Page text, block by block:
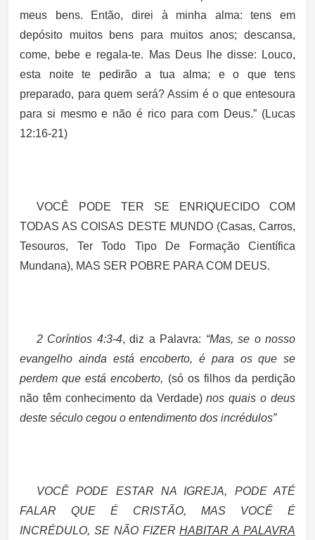
meus bens. Então, direi à minha alma: tens em
depósito muitos bens para muitos anos; descansa,
come, bebe e regala-te. Mas Deus lhe disse: Louco,
esta noite te pedirão a tua alma; e o que tens
preparado, para quem será? Assim é o que entesoura
para si mesmo e não é rico para com Deus.” (Lucas
12:16-21)
VOCÊ PODE TER SE ENRIQUECIDO COM
TODAS AS COISAS DESTE MUNDO (Casas, Carros,
Tesouros, Ter Todo Tipo De Formação Científica
Mundana), MAS SER POBRE PARA COM DEUS.
2 Coríntios 4:3-4, diz a Palavra: “Mas, se o nosso
evangelho ainda está encoberto, é para os que se
perdem que está encoberto, (só os filhos da perdição
não têm conhecimento da Verdade)nos quais o deus
deste século cegou o entendimento dos incrédulos”
VOCÊ PODE ESTAR NA IGREJA, PODE ATÉ
FALAR QUE É CRISTÃO, MAS VOCÊ É
INCRÉDULO, SE NÃO FIZERHABITAR A PALAVRA